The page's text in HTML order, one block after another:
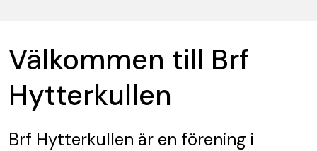
Välkommen till Brf
Hytterkullen
Brf Hytterkullen är en förening i